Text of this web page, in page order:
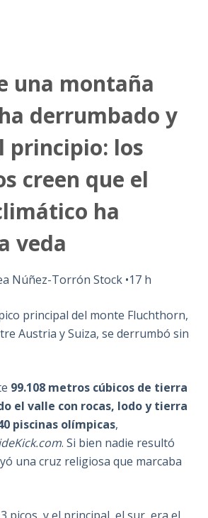
una montaña
derrumbado y
principio: los
creen que el
ha
veda
Núñez-Torrón Stock •17 h
principal del monte Fluchthorn,
Austria y Suiza, se derrumbó sin
99.108 metros cúbicos de tierra
el valle con rocas, lodo y tierra
piscinas olímpicas,
. Si bien nadie resultó
una cruz religiosa que marcaba